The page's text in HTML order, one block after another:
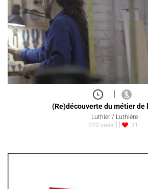
|
(Re)découverte du métier de
Luthier / Luthière
220 vues
31